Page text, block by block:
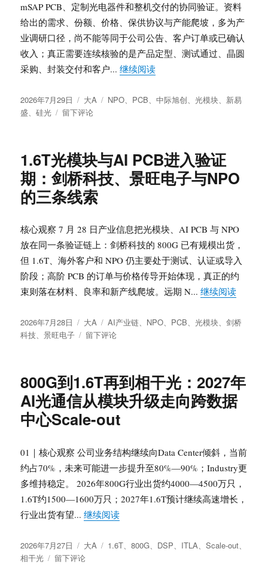
英
寸
晶
圆、
NPO
与
模
块
链
的
验
证
线
mSAP PCB、定制光电器件和整机交付的协同验证。资料
给出的需求、份额、价格、保供协议与产能爬坡，多为产
业调研口径，尚不能等同于公司公告、客户订单或已确认
收入；真正需要连续核验的是产品定型、测试通过、晶圆
采购、封装交付和客户...继续阅读“NPO是什么？从12英寸硅
发
布
2026年7月29日
分
类
大A
标
NPO、 PCB、中际旭创、光模块、 新易
盛、硅光
于
什
么？
从
12
英
硅
光
到
mSAP
PCB，
AI
光
联
正
证
哪
些
变
量
留下评论
1.6T光模块与AI PCB进入验证
期：剑桥科技、景旺电子与NPO
的三条线索
核心观察 7 月 28 日产业信息把光模块、AI PCB 与 NPO
放在同一条验证链上：剑桥科技的 800G 已有规模出货，
但 1.6T、海外客户和 NPO 仍主要处于测试、认证或导入
阶段；高阶 PCB 的订单与价格传导开始体现，真正的约
束则落在材料、良率和新产线爬坡。远期 N...继续阅读“1.6T
发
布
2026年7月28日
分
类
大A
标
签
AI产业链、 NPO、 PCB、光模块、剑桥
科技、景旺电子
于
块
与
AI
PCB
入
验
证
期：
剑
桥
科
景
旺
留下评论
800G到1.6T再到相干光：2027年
AI光通信从模块升级走向跨数据
中心Scale-out
01｜核心观察 公司业务结构继续向Data Center倾斜，当前
约占70%，未来可能进一步提升至80%—90%；Industry更
多维持稳定。 2026年800G行业出货约4000—4500万只，
1.6T约1500—1600万只；2027年1.6T预计继续高速增长，
行业出货有望...继续阅读“800G到1.6T再到相干光：2027年AI
发
布
2026年7月27日
分
类
大A
标
1.6T 、800G DSP ITLA 、Scale-out
相干光
于
留下评论